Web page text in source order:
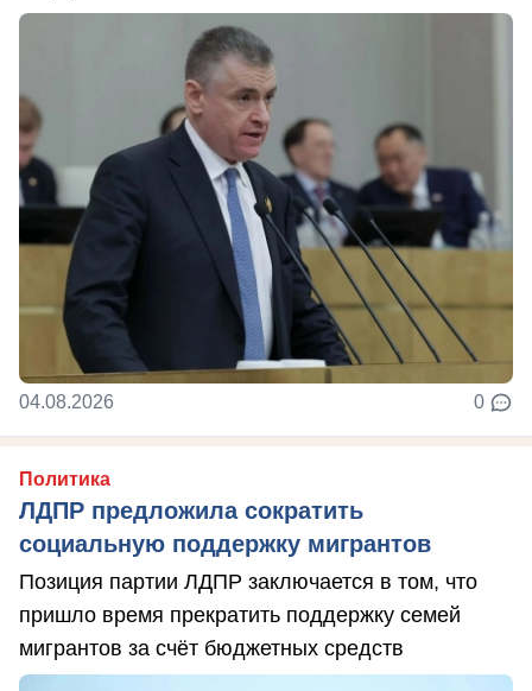
04.08.2026 0
Политика
ЛДПР предложила сократить
социальную поддержку мигрантов
Позиция партии ЛДПР заключается в том, что
пришло время прекратить поддержку семей
мигрантов за счёт бюджетных средств